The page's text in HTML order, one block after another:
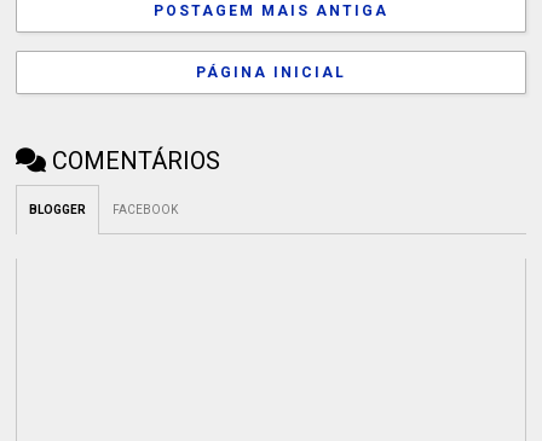
POSTAGEM MAIS ANTIGA
PÁGINA INICIAL
COMENTÁRIOS
BLOGGER FACEBOOK